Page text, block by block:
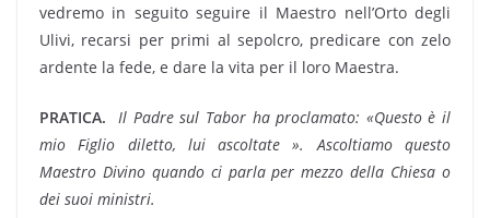
vedremo in seguito seguire il Maestro nell’Orto degli
Ulivi, recarsi per primi al sepolcro, predicare con zelo
ardente la fede, e dare la vita per il loro Maestra.
PRATICA.
Il Padre sul Tabor ha proclamato: «Questo è il
mio Figlio diletto, lui ascoltate ». Ascoltiamo questo
Maestro Divino quando ci parla per mezzo della Chiesa o
dei suoi ministri.